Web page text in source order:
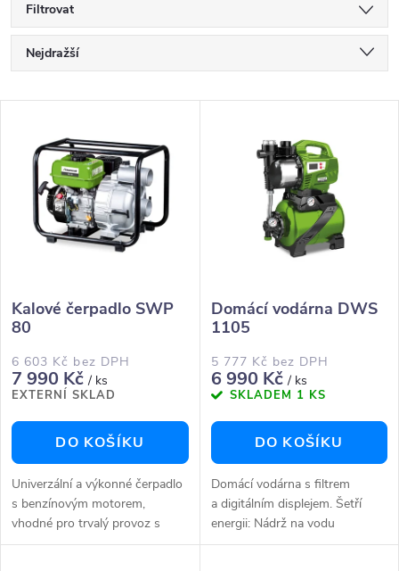
Filtrovat
Ř
a
p
r
o
d
u
k
Nejdražší
Abecedně
s
p
r
o
d
u
Kalové čerpadlo SWP
80
6 603 Kč bez DPH
7 990 Kč/ ks
EXTERNÍ SKLAD
DO KOŠÍKU
Univerzální a výkonné čerpadlo
s benzínovým motorem,
vhodné pro trvalý provoz s
možností čerpání i kalné vody s
Domácí vodárna DWS
1105
5 777 Kč bez DPH
6 990 Kč/ ks
SKLADEM 1 KS
DO KOŠÍKU
Domácí vodárna s filtrem
a digitálním displejem. Šetří
energii: Nádrž na vodu
uchovává 24 litrů vody a